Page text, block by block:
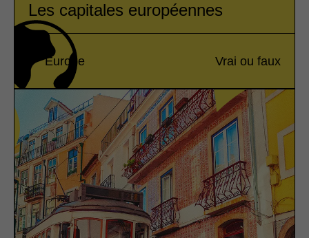
Les capitales européennes
Europe Vrai ou faux